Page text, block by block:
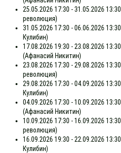
25.05.2026 17:30 - 31.05.2026 13:30
революция)
31.05.2026 17:30 - 06.06.2026 13:30
Кулибин)
17.08.2026 19:30 - 23.08.2026 13:30
(Афанасий Никитин)
23.08.2026 17:30 - 29.08.2026 13:30
революция)
29.08.2026 17:30 - 04.09.2026 13:30
Кулибин)
04.09.2026 17:30 - 10.09.2026 13:30
(Афанасий Никитин)
10.09.2026 17:30 - 16.09.2026 13:30
революция)
16.09.2026 19:30 - 22.09.2026 13:30
Кулибин)